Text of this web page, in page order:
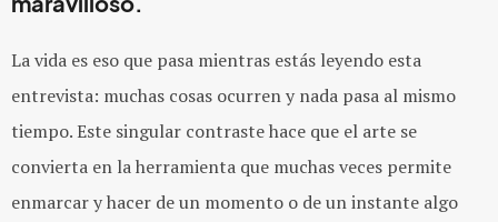
La vida es eso que pasa mientras estás leyendo esta
entrevista: muchas cosas ocurren y nada pasa al mismo
tiempo. Este singular contraste hace que el arte se
convierta en la herramienta que muchas veces permite
enmarcar y hacer de un momento o de un instante algo